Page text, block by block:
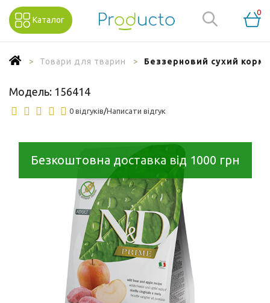
Каталог
0
Товари для тварин Беззерновий сухий корм
Модель: 156414
0 відгуків/Написати відгук
Безкоштовна доставка від 1000 грн